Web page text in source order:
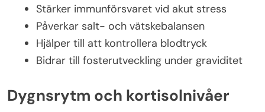
Stärker immunförsvaret vid akut stress
Påverkar salt- och vätskebalansen
Hjälper till att kontrollera blodtryck
Bidrar till fosterutveckling under graviditet
Dygnsrytm och kortisolnivåer